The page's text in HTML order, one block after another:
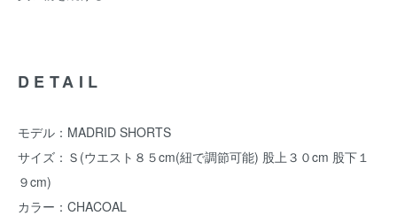
DETAIL
モデル：MADRID SHORTS
サイズ：Ｓ(ウエスト８５cm(紐で調節可能) 股上３０cm 股下１
９cm)
カラー：CHACOAL